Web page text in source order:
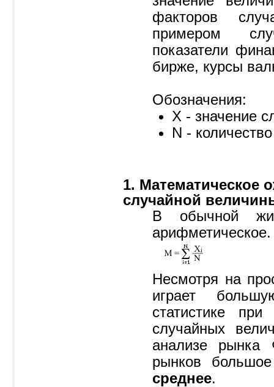
факторов
примером
показатели
бирже, курсы
Обозначения:
X - значение
N -
1. Математическое
случайной
В обычной
арифметическое.
Несмотря на
играет
статистике при
случайных
анализе рынка
рынков
среднее.